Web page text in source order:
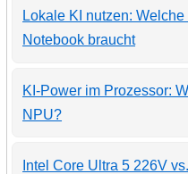
Lokale KI nutzen:
Notebook braucht
KI-Power im Prozessor:
NPU?
Intel Core Ultra 5 226V